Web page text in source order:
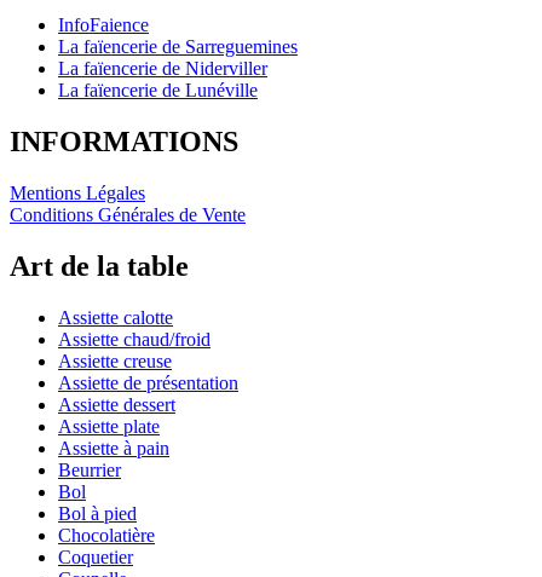
InfoFaience
La faïencerie de Sarreguemines
La faïencerie de Niderviller
La faïencerie de Lunéville
INFORMATIONS
Mentions Légales
Conditions Générales de Vente
Art de la table
Assiette calotte
Assiette chaud/froid
Assiette creuse
Assiette de présentation
Assiette dessert
Assiette plate
Assiette à pain
Beurrier
Bol
Bol à pied
Chocolatière
Coquetier